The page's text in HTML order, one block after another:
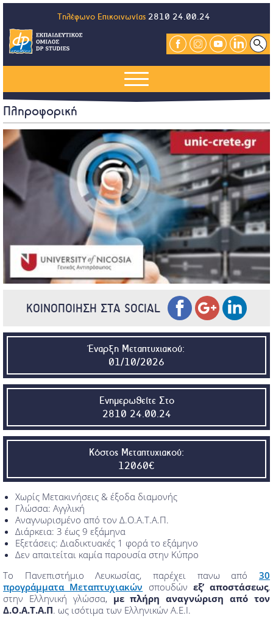
Τηλέφωνο Επικοινωνίας 2810 24.00.24
Πληροφορική
ΚΟΙΝΟΠΟΙΗΣΗ ΣΤΑ SOCIAL
Έναρξη Μεταπτυχιακού:
01/10/2026
Ενημερωθείτε Στο
2810 24.00.24
Κόστος Μεταπτυχιακού:
12060€
Χωρίς Μετακινήσεις & έξοδα διαμονής
Γλώσσα: Αγγλική
Αναγνωρισμένο από τον Δ.Ο.Α.Τ.Α.Π.
Διάρκεια: 3 έως 9 εξάμηνα
Εξετάσεις: Διαδικτυακές 1 φορά το εξάμηνο
Δεν απαιτείται καμία παρουσία στην Κύπρο
Το Πανεπιστήμιο Λευκωσίας, παρέχει πανω από 30
προγράμματα Μεταπτυχιακών σπουδών εξ’ αποστάσεως,
στην Ελληνική γλώσσα, με πλήρη αναγνώριση από τον
Δ.Ο.Α.Τ.Α.Π. ως ισότιμα των Ελληνικών Α.Ε.Ι.